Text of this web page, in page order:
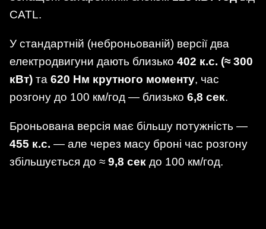
CATL.
У стандартній (неброньованій) версії два
електродвигуни дають близько 402 к.с. (≈ 300
кВт) та 620 Нм крутного моменту, час
розгону до 100 км/год — близько 6,8 сек.
Броньована версія має більшу потужність —
455 к.с. — але через масу броні час розгону
збільшується до ≈ 9,8 сек до 100 км/год.